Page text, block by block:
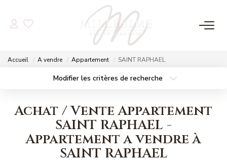
Nos Offres
NOS AGENCES
Nos Agences
Accueil A vendre Appartement SAINT RAPHAEL
Modifier les critères de recherche
Budget max
Plus de critères Créer une alerte
Achat / Vente Appartement
SAINT RAPHAEL -
Appartement a vendre à
SAINT RAPHAEL